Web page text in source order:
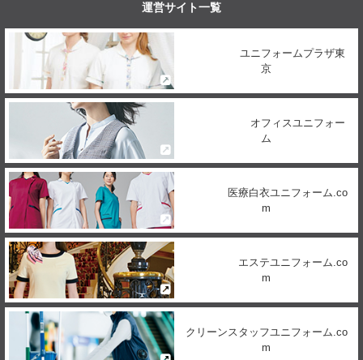
運営サイト一覧
ユニフォームプラザ東
京
オフィスユニフォー
ム
医療白衣ユニフォーム.co
m
エステユニフォーム.co
m
クリーンスタッフユニフォーム.co
m